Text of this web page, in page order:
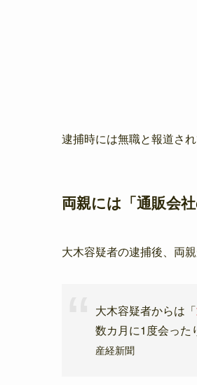
逮捕時には無職と報道さ
両親には「通販会
大木容疑者の逮捕後、両
大木容疑者からは「
数カ月に1度会った
産経新聞